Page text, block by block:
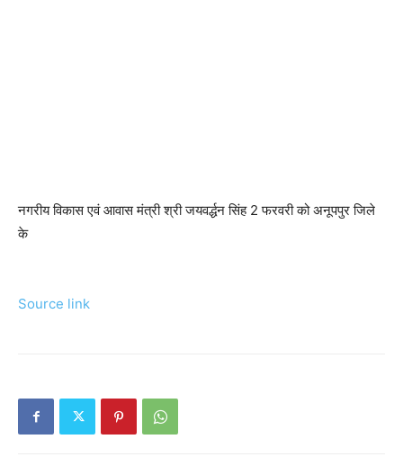
नगरीय विकास एवं आवास मंत्री श्री जयवर्द्धन सिंह 2 फरवरी को अनूपपुर जिले
के
Source link